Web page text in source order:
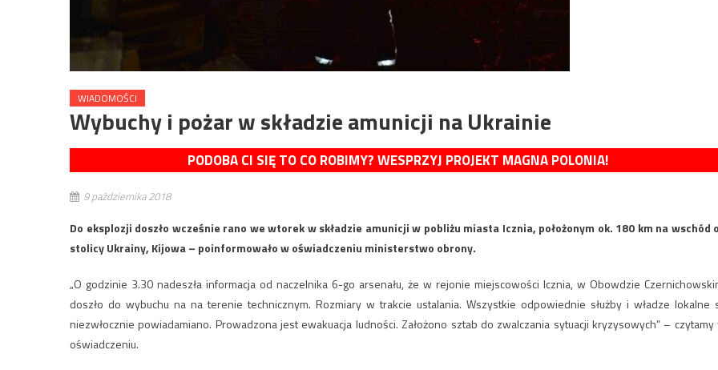
WIADOMOŚCI
Wybuchy i pożar w składzie amunicji na Ukrainie
PODOBA CI SIĘ TO CO ROBIMY? WESPRZYJ PROJEKT MAGNA POLONIA!
9 października 2018
Do eksplozji doszło wcześnie rano we wtorek w składzie amunicji w pobliżu miasta Icznia, położonym ok. 180 km na wschód
stolicy Ukrainy, Kijowa – poinformowało w oświadczeniu ministerstwo obrony.
„O godzinie 3.30 nadeszła informacja od naczelnika 6-go arsenału, że w rejonie miejscowości Icznia, w Obowdzie
doszło do wybuchu na na terenie technicznym. Rozmiary w trakcie ustalania. Wszystkie odpowiednie służby i władze lokalne
niezwłocznie powiadamiano. Prowadzona jest ewakuacja ludności. Założono sztab do zwalczania sytuacji kryzysowych” – czytamy
oświadczeniu.